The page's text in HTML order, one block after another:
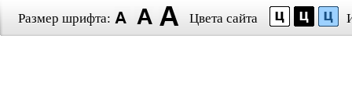
Размер шрифта: Цвета сайта